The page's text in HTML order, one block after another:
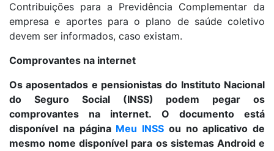
Contribuições para a Previdência Complementar da
empresa e aportes para o plano de saúde coletivo
devem ser informados, caso existam.
Comprovantes na internet
Os aposentados e pensionistas do Instituto Nacional
do Seguro Social (INSS) podem pegar os
comprovantes na internet. O documento está
disponível na página Meu INSS ou no aplicativo de
mesmo nome disponível para os sistemas Android e